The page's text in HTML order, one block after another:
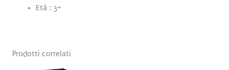
Età : 3+
Prodotti correlati